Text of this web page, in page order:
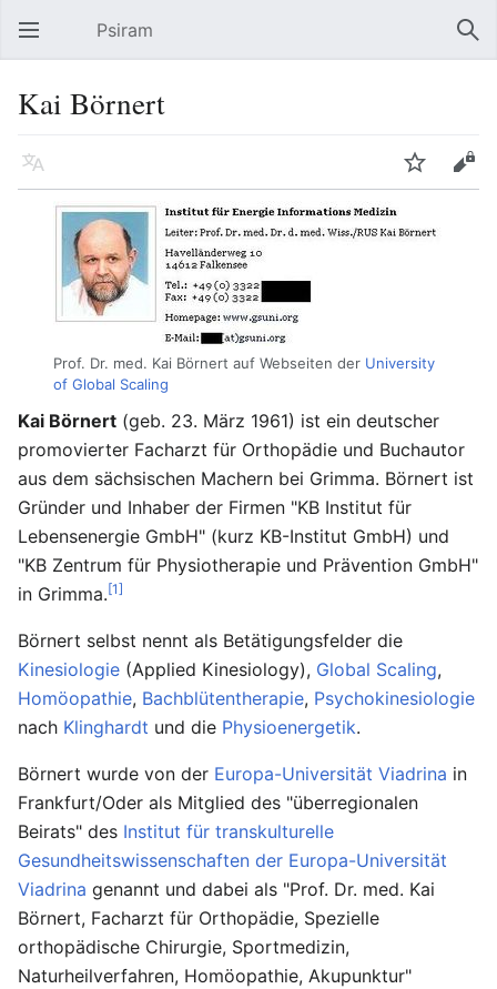
Hauptmenü öffnen Psiram
Kai Börnert
Sprache Beobachten Bearbeiten
Prof. Dr. med. Kai Börnert auf Webseiten der University
of Global Scaling
Kai Börnert (geb. 23. März 1961) ist ein deutscher
promovierter Facharzt für Orthopädie und Buchautor
aus dem sächsischen Machern bei Grimma. Börnert ist
Gründer und Inhaber der Firmen "KB Institut für
Lebensenergie GmbH" (kurz KB-Institut GmbH) und
"KB Zentrum für Physiotherapie und Prävention GmbH"
in Grimma.[1]
Börnert selbst nennt als Betätigungsfelder die
Kinesiologie (Applied Kinesiology), Global Scaling,
Homöopathie, Bachblütentherapie, Psychokinesiologie
nach Klinghardt und die Physioenergetik.
Börnert wurde von der Europa-Universität Viadrina in
Frankfurt/Oder als Mitglied des "überregionalen
Beirats" des Institut für transkulturelle
Gesundheitswissenschaften der Europa-Universität
Viadrina genannt und dabei als "Prof. Dr. med. Kai
Börnert, Facharzt für Orthopädie, Spezielle
orthopädische Chirurgie, Sportmedizin,
Naturheilverfahren, Homöopathie, Akupunktur"